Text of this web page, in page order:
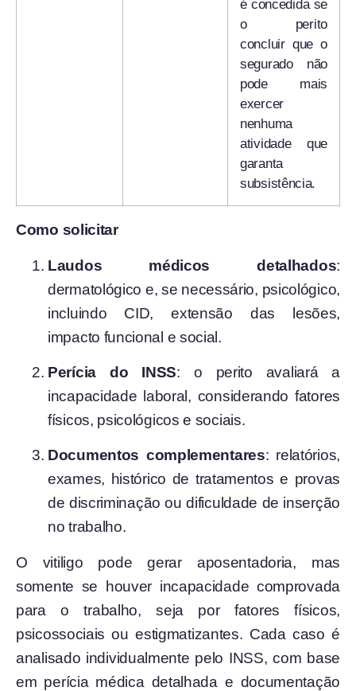
é concedida se
o perito
concluir que o
segurado não
pode mais
exercer
nenhuma
atividade que
garanta
subsistência.
Como solicitar
Laudos médicos detalhados:
dermatológico e, se necessário, psicológico,
incluindo CID, extensão das lesões,
impacto funcional e social.
Perícia do INSS: o perito avaliará a
incapacidade laboral, considerando fatores
físicos, psicológicos e sociais.
Documentos complementares: relatórios,
exames, histórico de tratamentos e provas
de discriminação ou dificuldade de inserção
no trabalho.
O vitiligo pode gerar aposentadoria, mas
somente se houver incapacidade comprovada
para o trabalho, seja por fatores físicos,
psicossociais ou estigmatizantes. Cada caso é
analisado individualmente pelo INSS, com base
em perícia médica detalhada e documentação